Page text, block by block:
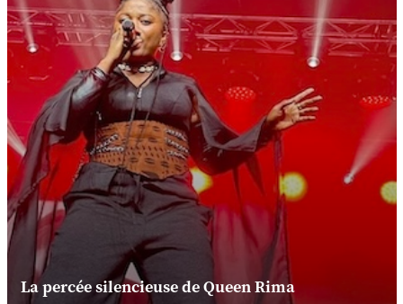
La percée silencieuse de Queen Rima